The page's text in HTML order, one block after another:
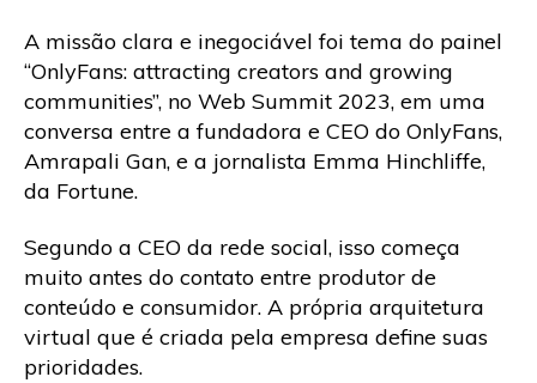
A missão clara e inegociável foi tema do painel
“OnlyFans: attracting creators and growing
communities”, no Web Summit 2023, em uma
conversa entre a fundadora e CEO do OnlyFans,
Amrapali Gan, e a jornalista Emma Hinchliffe,
da Fortune.
Segundo a CEO da rede social, isso começa
muito antes do contato entre produtor de
conteúdo e consumidor. A própria arquitetura
virtual que é criada pela empresa define suas
prioridades.